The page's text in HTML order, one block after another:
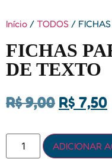
Início / TODOS /
FICHAS
DE TEXTO
R$9,00 R$ 7,50
ADICIONAR